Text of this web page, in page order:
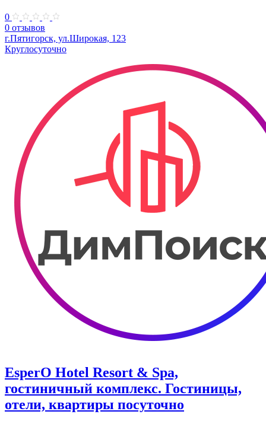
0
0 отзывов
г.Пятигорск, ул.Широкая, 123
Круглосуточно
EsperO Hotel Resort & Spa,
гостиничный комплекс. Гостиницы,
отели, квартиры посуточно